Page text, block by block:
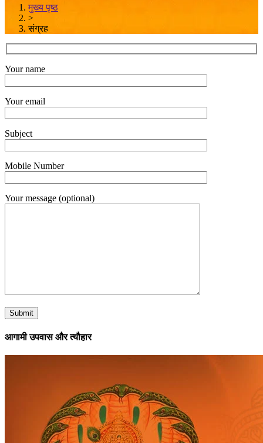
मुख्य पृष्ठ
>
संग्रह
Your name
Your email
Subject
Mobile Number
Your message (optional)
आगामी उपवास और त्यौहार